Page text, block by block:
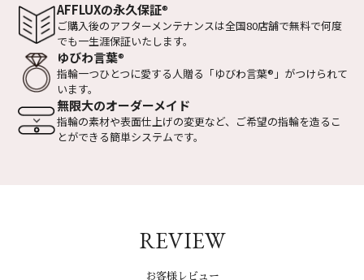
AFFLUXの永久保証®
ご購入後のアフターメンテナンスは全国80店舗で無料で何度
でも一生涯保証いたします。
ゆびわ言葉®
指輪一つひとつに愛する人贈る 「ゆびわ言葉® 」がつけられて
います。
無限大のオーダーメイド
指輪の素材や表面仕上げの変更など、 ご希望の指輪を造るこ
とができる簡単システムです。
REVIEW
お客様レビュー